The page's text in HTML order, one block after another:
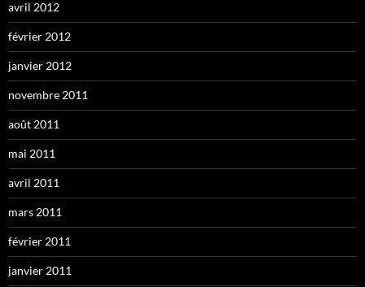
avril 2012
février 2012
janvier 2012
novembre 2011
août 2011
mai 2011
avril 2011
mars 2011
février 2011
janvier 2011